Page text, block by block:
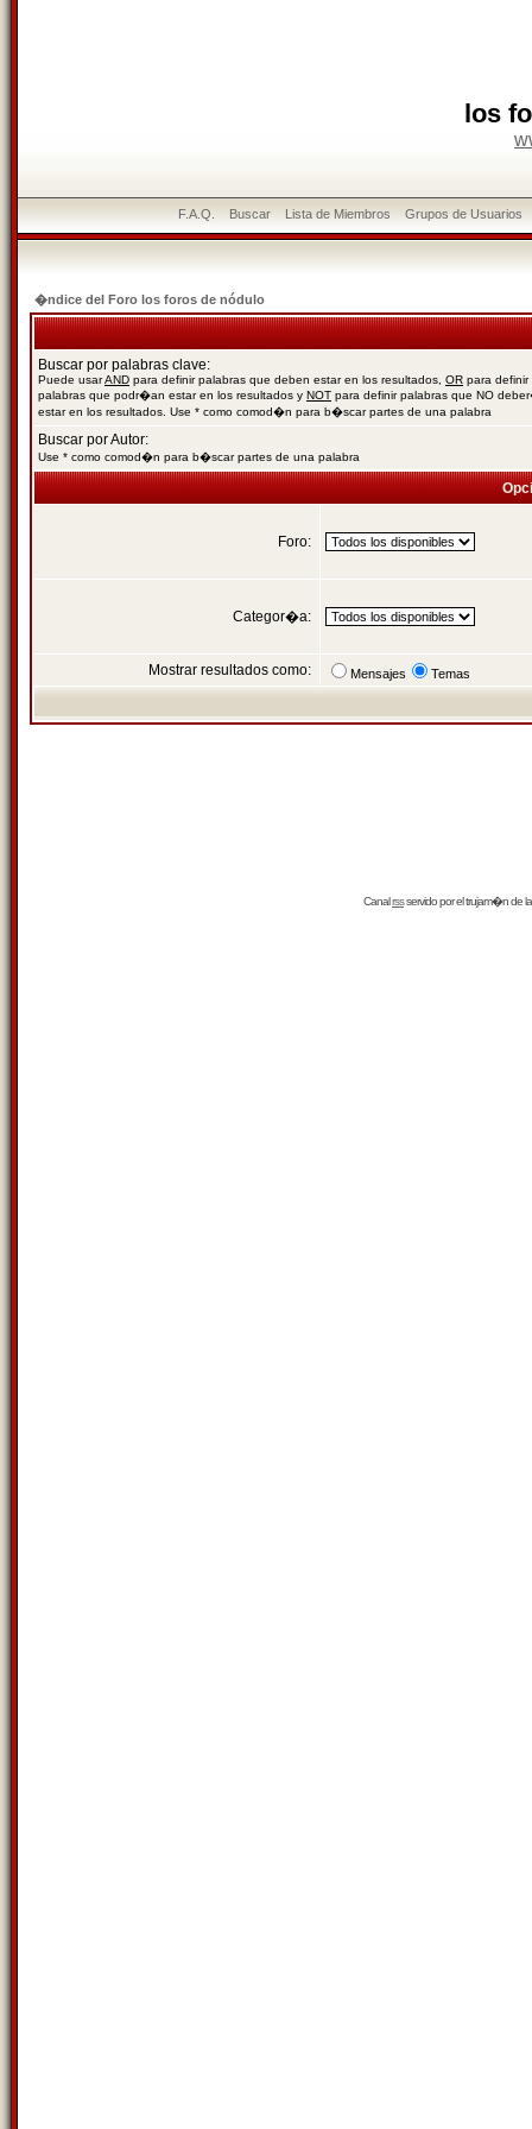
los
F.A.Q. Buscar Lista de Miembros Grupos de Usuarios
�ndice del Foro los foros de nódulo
Buscar por palabras clave:
Puede usarAND para definir palabras que deben estar en los resultados, OR para definir
palabras que podr�an estar en los resultados y NOT para definir palabras que NO
estar en los resultados. Use * como comod�n para b�scar partes de una palabra
Buscar por Autor:
Use * como comod�n para b�scar partes de una palabra
Foro:
Categor�a:
Mostrar resultados como: Mensajes Temas
Canalrssservido por eltrujam�nde